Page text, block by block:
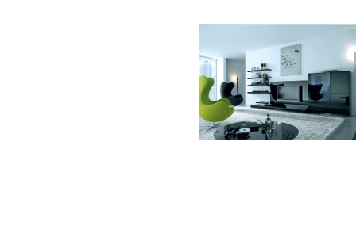
Ombre, cách phối màu sắc tinh
tế sao cho màu sắc chuyển
từ tông nhạt sang đậm, từ
sang tối hay ngược lại. Cùng
tìm hiểu phong các này qua
việc ...